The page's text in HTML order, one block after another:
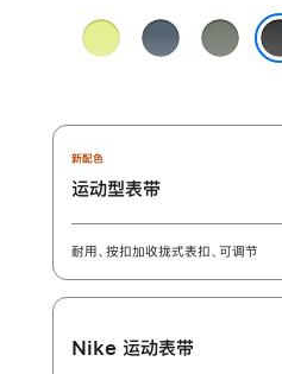
色:霓
虹
铁
锚
灰
绿
新配色
运动型表带
耐用、按扣加收拢式表扣、可调节
Nike 运动表带